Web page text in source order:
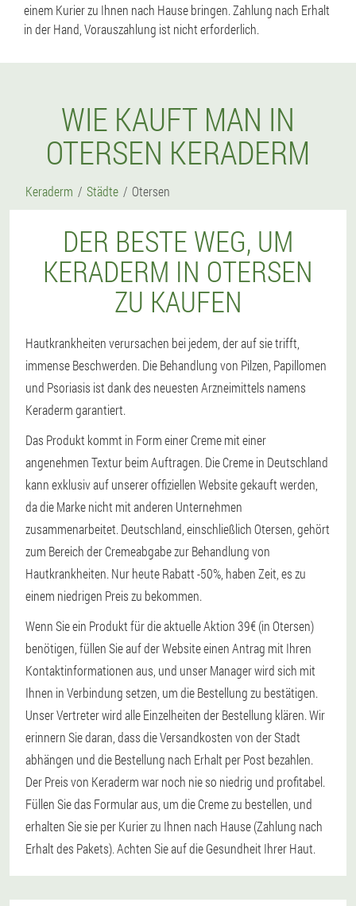
einem Kurier zu Ihnen nach Hause bringen. Zahlung nach Erhalt
in der Hand, Vorauszahlung ist nicht erforderlich.
WIE KAUFT MAN IN
OTERSEN KERADERM
Keraderm Städte Otersen
DER BESTE WEG, UM
KERADERM IN OTERSEN
ZU KAUFEN
Hautkrankheiten verursachen bei jedem, der auf sie trifft,
immense Beschwerden. Die Behandlung von Pilzen, Papillomen
und Psoriasis ist dank des neuesten Arzneimittels namens
Keraderm garantiert.
Das Produkt kommt in Form einer Creme mit einer
angenehmen Textur beim Auftragen. Die Creme in Deutschland
kann exklusiv auf unserer offiziellen Website gekauft werden,
da die Marke nicht mit anderen Unternehmen
zusammenarbeitet. Deutschland, einschließlich Otersen, gehört
zum Bereich der Cremeabgabe zur Behandlung von
Hautkrankheiten. Nur heute Rabatt -50%, haben Zeit, es zu
einem niedrigen Preis zu bekommen.
Wenn Sie ein Produkt für die aktuelle Aktion 39€ (in Otersen)
benötigen, füllen Sie auf der Website einen Antrag mit Ihren
Kontaktinformationen aus, und unser Manager wird sich mit
Ihnen in Verbindung setzen, um die Bestellung zu bestätigen.
Unser Vertreter wird alle Einzelheiten der Bestellung klären. Wir
erinnern Sie daran, dass die Versandkosten von der Stadt
abhängen und die Bestellung nach Erhalt per Post bezahlen.
Der Preis von Keraderm war noch nie so niedrig und profitabel.
Füllen Sie das Formular aus, um die Creme zu bestellen, und
erhalten Sie sie per Kurier zu Ihnen nach Hause (Zahlung nach
Erhalt des Pakets). Achten Sie auf die Gesundheit Ihrer Haut.